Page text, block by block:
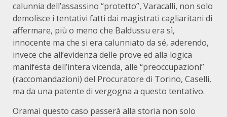
calunnia dell’assassino “protetto”, Varacalli, non solo
demolisce i tentativi fatti dai magistrati cagliaritani di
affermare, più o meno che Baldussu era sì,
innocente ma che si era calunniato da sé, aderendo,
invece che all’evidenza delle prove ed alla logica
manifesta dell’intera vicenda, alle “preoccupazioni”
(raccomandazioni) del Procuratore di Torino, Caselli,
ma da una patente di vergogna a questo tentativo.
Oramai questo caso passerà alla storia non solo